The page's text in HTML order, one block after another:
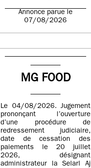
Annonce parue le
07/08/2026
MG FOOD
Le 04/08/2026. Jugement
prononçant l’ouverture
d’une procédure de
redressement judiciaire,
date de cessation des
paiements le 20 juillet
2026, désignant
administrateur la Selarl Aj